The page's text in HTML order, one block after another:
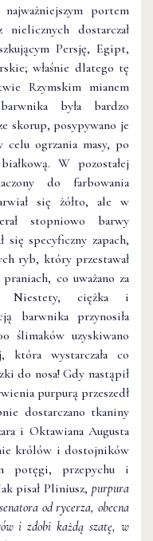
portem
dostarczał
Persję, Egipt,
właśnie dlatego tę
Rzymskim mianem
była bardzo
skorup, posypywano je
ogrzania masy, po
W pozostałej
do farbowania
się żółto, ale w
stopniowo barwy
się specyficzny zapach,
ryb, który przestawał
co uważano za
Niestety, ciężka i
barwnika przynosiła
ślimaków uzyskiwano
wystarczała co
do nosa! Gdy nastąpił
purpurą przeszedł
dostarczano tkaniny
i Oktawiana Augusta
królów i dostojników
potęgi, przepychu i
pisał Pliniusz, purpura
od rycerza, obecna
i zdobi każdą szatę, w